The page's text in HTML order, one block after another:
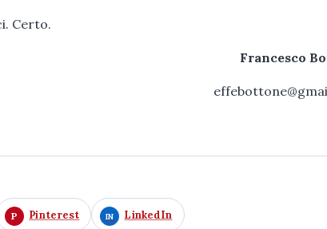
Certo.
Francesco
Pinterest LinkedIn